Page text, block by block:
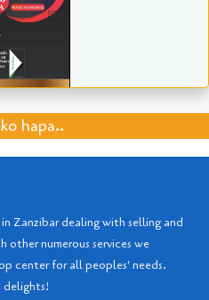
hapa..
Zanzibar dealing with selling and
numerous services we
center for all peoples' needs.
delights!